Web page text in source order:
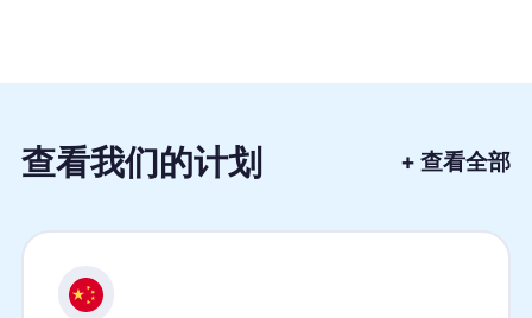
查看我们的计划 + 查看全部